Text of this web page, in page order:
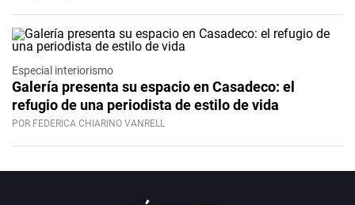
Especial interiorismo
Galería presenta su espacio en Casadeco: el
refugio de una periodista de estilo de vida
POR FEDERICA CHIARINO VANRELL